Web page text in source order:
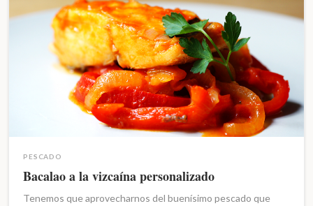
PESCADO
Bacalao a la vizcaína personalizado
Tenemos que aprovecharnos del buenísimo pescado que